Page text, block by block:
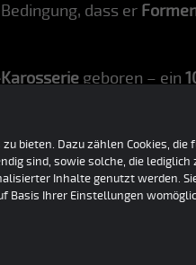
dass er
geboren – ein
die Formen und
von Ford,
Aufgrund dieses
weltweit– Atwell
Nachbau
bieten. Dazu zählen Cookies, die
sind, sowie solche, die lediglich
Inhalte genutzt werden.
Basis Ihrer Einstellungen